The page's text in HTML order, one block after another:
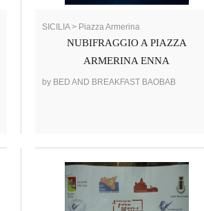
SICILIA > Piazza Armerina
NUBIFRAGGIO A PIAZZA
ARMERINA ENNA
by BED AND BREAKFAST BAOBAB